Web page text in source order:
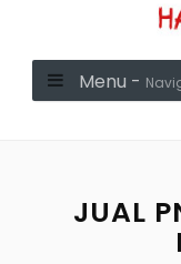
Menu -
JUAL